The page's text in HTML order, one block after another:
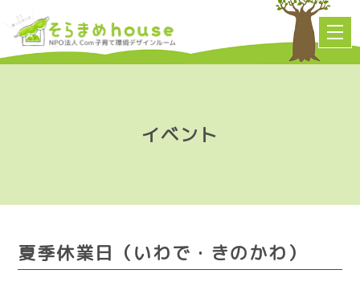
イベント
夏季休業日（いわで・きのかわ）